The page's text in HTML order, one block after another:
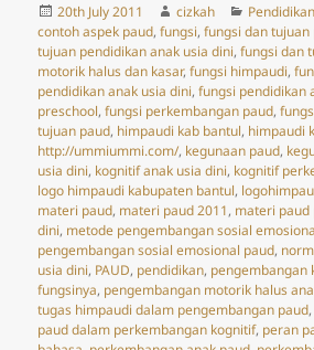
Posted
on
20th July 2011 Author
cizkah Categories
Pendidikan
contoh aspek paud,fungsi,fungsi dan tujuan
tujuan pendidikan anak usia dini,fungsi dan
motorik halus dan kasar,fungsi himpaudi,
pendidikan anak usia dini,fungsi pendidikan
preschool,fungsi perkembangan paud,
tujuan paud, himpaudi kab bantul, himpaudi
http://ummiummi.com/, kegunaan paud,
usia dini, kognitif anak usia dini, kognitif
logo himpaudi kabupaten bantul,
materi paud, materi paud 2011, materi paud
dini, metode pengembangan sosial
pengembangan sosial emosional paud,
usia dini, PAUD, pendidikan, pengembangan
fungsinya, pengembangan motorik halus
tugas himpaudi dalam pengembangan paud,
paud dalam perkembangan kognitif, peran